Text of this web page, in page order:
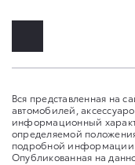
Вся представленная на
автомобилей,
информационный
определяемой
подробной информации
Опубликованная на